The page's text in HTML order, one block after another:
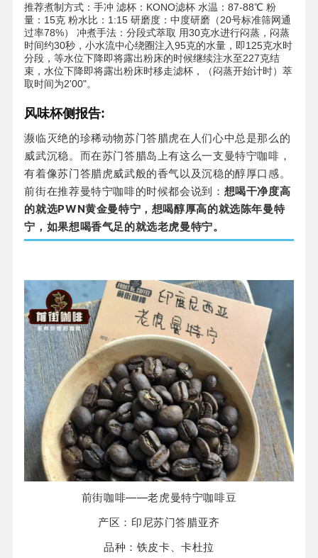
推荐煮制方式：手冲 滤杯：KONO滤杯 水温：87-88℃ 粉
量：15克 粉水比：1:15 研磨度：中度研磨（20号标准筛网通
过率78%） 冲煮手法：分段式萃取 用30克水进行闷蒸，闷蒸
时间约30秒，小水流中心绕圈注入95克的水量，即125克水时
分段，等水位下降即将露出粉床的时候继续注水至227克结
束，水位下降即将露出粉床时移走滤杯，（闷蒸开始计时）萃
取时间为2'00"。
风味杯侧报告:
濒临灭绝的珍稀动物苏门答腊虎在人们心中总是那么的
威武沉稳。而在苏门答腊岛上有这么一支曼特宁咖啡，
有着像苏门答腊虎威武般的香气以及沉稳的醇厚口感。
前街在推荐曼特宁咖啡的时候都会说到： 想喝干净度高
的就选PWN黄金曼特宁，想喝醇厚高的就选陈年曼特
宁，如果想喝香气足的就选老虎曼特宁。
前街咖啡——老虎曼特宁咖啡豆
产区：印尼苏门答腊亚齐
品种：铁皮卡、卡杜拉